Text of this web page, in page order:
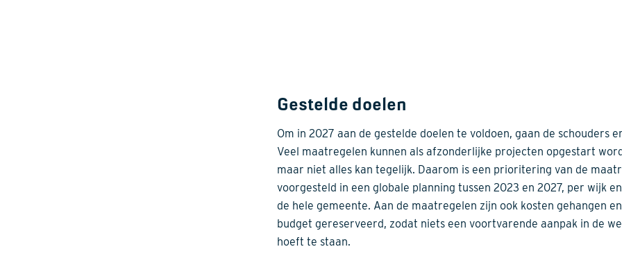
Gestelde doelen
Om in 2027 aan de gestelde doelen te voldoen, gaan de schouders
Veel maatregelen kunnen als afzonderlijke projecten opgestart
maar niet alles kan tegelijk. Daarom is een prioritering van de
voorgesteld in een globale planning tussen 2023 en 2027, per wijk
de hele gemeente. Aan de maatregelen zijn ook kosten gehangen
budget gereserveerd, zodat niets een voortvarende aanpak in de
hoeft te staan.